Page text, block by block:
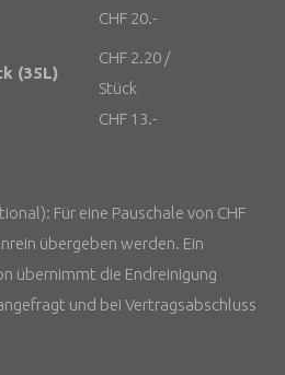
CHF 20.-
(35L)
CHF 2.20 /
Stück
CHF 13.-
Für eine Pauschale von CHF
übergeben werden. Ein
übernimmt die Endreinigung
und bei Vertragsabschluss